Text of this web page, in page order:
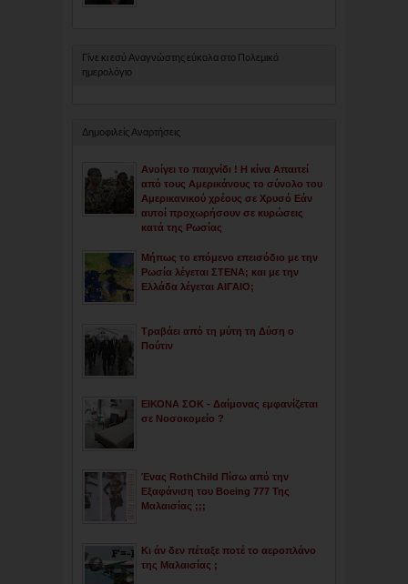
Γίνε κι εσύ Αναγνώστης εύκολα στο Πολεμικό
ημερολόγιο
Δημοφιλείς Αναρτήσεις
Ανοίγει το παιχνίδι ! Η κίνα Απαιτεί
από τους Αμερικάνους το σύνολο του
Αμερικανικού χρέους σε Χρυσό Εάν
αυτοί προχωρήσουν σε κυρώσεις
κατά της Ρωσίας
Μήπως το επόμενο επεισόδιο με την
Ρωσία λέγεται ΣΤΕΝΑ; και με την
Ελλάδα λέγεται ΑΙΓΑΙΟ;
Τραβάει από τη μύτη τη Δύση ο
Πούτιν
ΕΙΚΟΝΑ ΣΟΚ - Δαίμονας εμφανίζεται
σε Νοσοκομείο ?
Ένας RothChild Πίσω από την
Εξαφάνιση του Boeing 777 Της
Μαλαισίας ;;;
Κι άν δεν πέταξε ποτέ το αεροπλάνο
της Μαλαισίας ;